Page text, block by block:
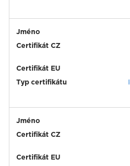
Jméno
Certifikát CZ
Certifikát EU
Typ certifikátu
Jméno
Certifikát CZ
Certifikát EU